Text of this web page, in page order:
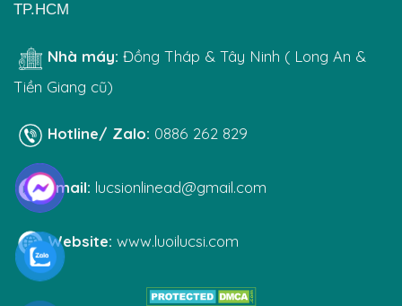
TP.HCM
Nhà máy: Đồng Tháp & Tây Ninh ( Long An &
Tiền Giang cũ)
Hotline/ Zalo: 0886 262 829
Email: lucsionlinead@gmail.com
Website: www.luoilucsi.com